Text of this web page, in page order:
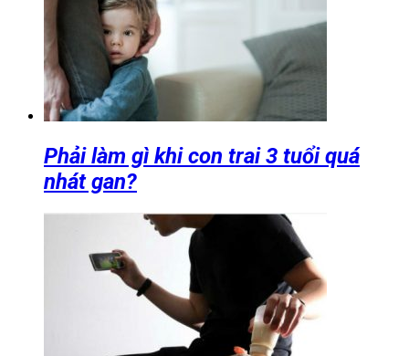
Phải làm gì khi con trai 3 tuổi quá
nhát gan?